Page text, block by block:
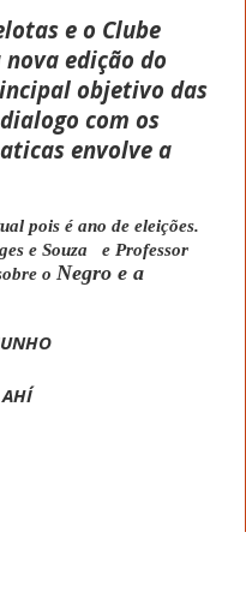
e o Clube
edição do
objetivo das
com os
envolve a
pois é ano de eleições.
e Souza e Professor
o Negro e a
AHÍ